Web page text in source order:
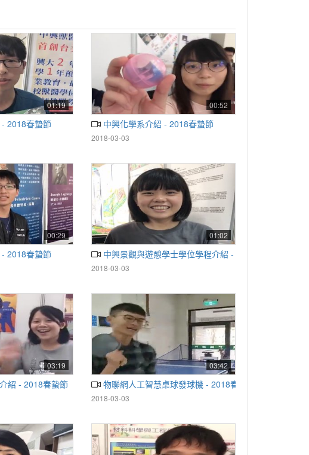
01:19
2018春蟄節
00:52
中興化學系介紹 - 2018春蟄節
2018-03-03
00:29
2018春蟄節
01:02
中興景觀與遊憩學士學位學程介紹 - 2018春蟄節
2018-03-03
03:19
紹 - 2018春蟄節
03:42
物聯網人工智慧桌球發球機 - 2018春蟄節
2018-03-03